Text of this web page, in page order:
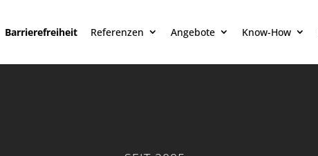
Barrierefreiheit Referenzen Angebote Know-How